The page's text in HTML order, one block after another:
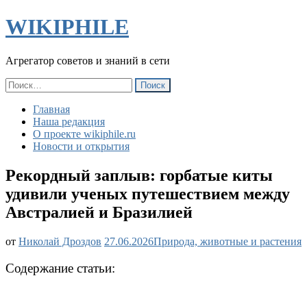
WIKIPHILE
Агрегатор советов и знаний в сети
Найти:
Главная
Наша редакция
О проекте wikiphile.ru
Новости и открытия
Рекордный заплыв: горбатые киты
удивили ученых путешествием между
Австралией и Бразилией
от Николай Дроздов 27.06.2026Рекордный
Природа, животные и растения
Содержание статьи: